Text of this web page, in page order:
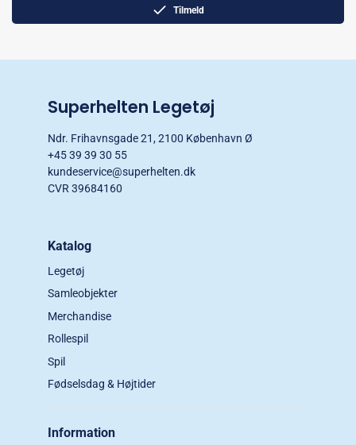
Tilmeld
Superhelten Legetøj
Ndr. Frihavnsgade 21, 2100 København Ø
+45 39 39 30 55
kundeservice@superhelten.dk
CVR 39684160
Katalog
Legetøj
Samleobjekter
Merchandise
Rollespil
Spil
Fødselsdag & Højtider
Information